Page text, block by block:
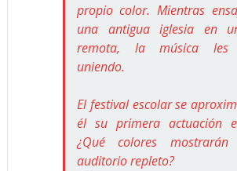
propio color. Mientras
una antigua iglesia en
remota, la música les
uniendo.
El festival escolar se
él su primera actuación
¿Qué colores
auditorio repleto?